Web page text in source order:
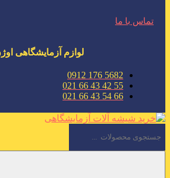
تماس با ما
لوازم آزمایشگاهی
5682 176 0912
55 42 43 66 021
66 54 43 66 021